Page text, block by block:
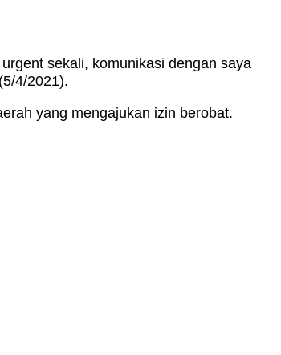
sekali, komunikasi dengan saya
4/2021).
yang mengajukan izin berobat.